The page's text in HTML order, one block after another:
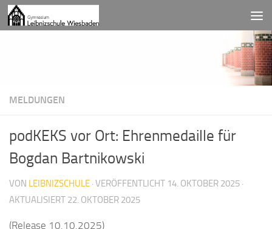
Zum Inhalt springen
MELDUNGEN
podKEKS vor Ort: Ehrenmedaille für
Bogdan Bartnikowski
VON LEIBNIZSCHULE · VERÖFFENTLICHT 14. OKTOBER 2025 ·
AKTUALISIERT 22. OKTOBER 2025
(Release 10.10.2025)